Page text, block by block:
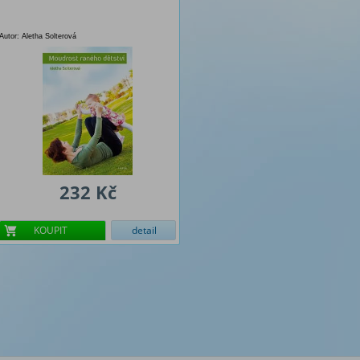
Autor: Aletha Solterová
232 Kč
KOUPIT detail